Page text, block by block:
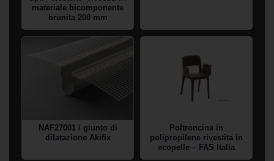
Federica Seregni
post.
materiale bicomponente
brunita 200 mm
NAF27001 / giunto di
dilatazione Akifix
Poltroncina in
polipropilene rivestita in
ecopelle – FAS Italia